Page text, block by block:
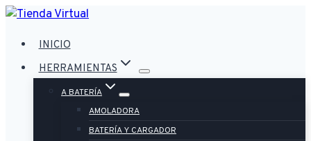
Saltar
contenido
INICIO
HERRAMIENTAS
A BATERÍA
AMOLADORA
BATERÍA Y CARGADOR